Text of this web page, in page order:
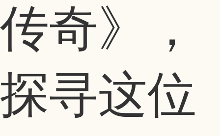
传奇》，
探寻这位